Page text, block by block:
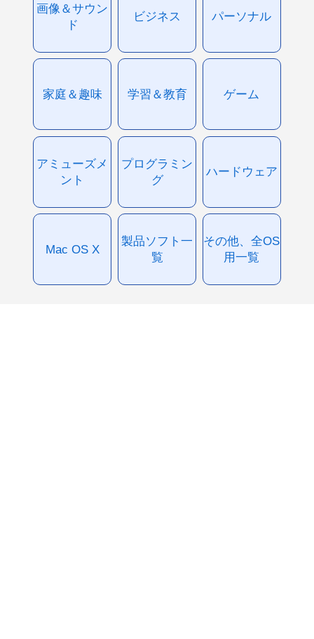
画像＆サウン
ド
ビジネス パーソナル
家庭＆趣味 学習＆教育 ゲーム
アミューズメ
ント
プログラミン
グ
ハードウェア
Mac OS X
製品ソフト一
覧
その他、全OS
用一覧